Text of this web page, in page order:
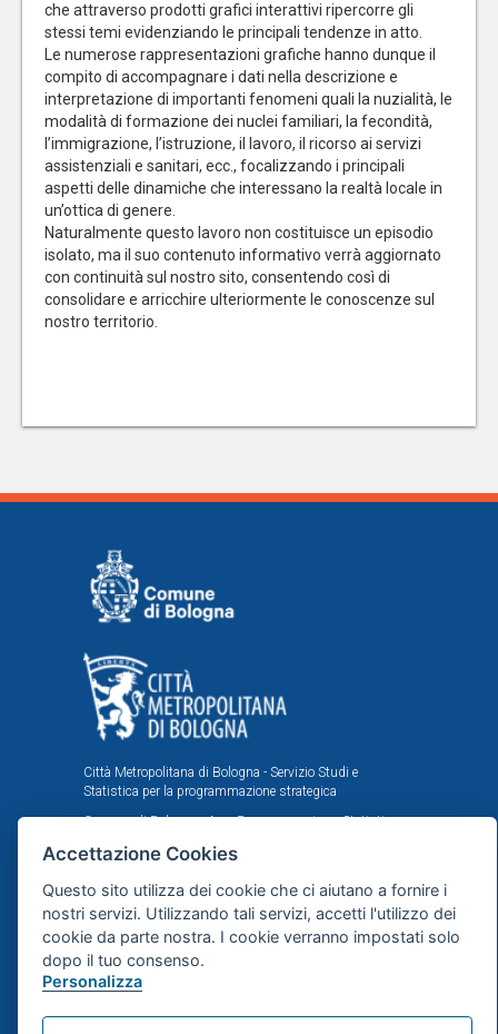
che attraverso prodotti grafici interattivi ripercorre gli
stessi temi evidenziando le principali tendenze in atto.
Le numerose rappresentazioni grafiche hanno dunque il
compito di accompagnare i dati nella descrizione e
interpretazione di importanti fenomeni quali la nuzialità, le
modalità di formazione dei nuclei familiari, la fecondità,
l’immigrazione, l’istruzione, il lavoro, il ricorso ai servizi
assistenziali e sanitari, ecc., focalizzando i principali
aspetti delle dinamiche che interessano la realtà locale in
un’ottica di genere.
Naturalmente questo lavoro non costituisce un episodio
isolato, ma il suo contenuto informativo verrà aggiornato
con continuità sul nostro sito, consentendo così di
consolidare e arricchire ulteriormente le conoscenze sul
nostro territorio.
Città Metropolitana di Bologna - Servizio Studi e
Statistica per la programmazione strategica
Comune di Bologna - Area Programmazione, Statistica e
di Statistica
Il portale statistico metropolitano è stato realizzato
nell'ambito dell'accordo istituzionale fra Città
Metropolitana e Comune di Bologna in tema di statistica
e ricerche demografiche, sociali ed economiche.
Accettazione Cookies
Questo sito utilizza dei cookie che ci aiutano a fornire i
nostri servizi. Utilizzando tali servizi, accetti l'utilizzo dei
cookie da parte nostra. I cookie verranno impostati solo
dopo il tuo consenso.
Personalizza